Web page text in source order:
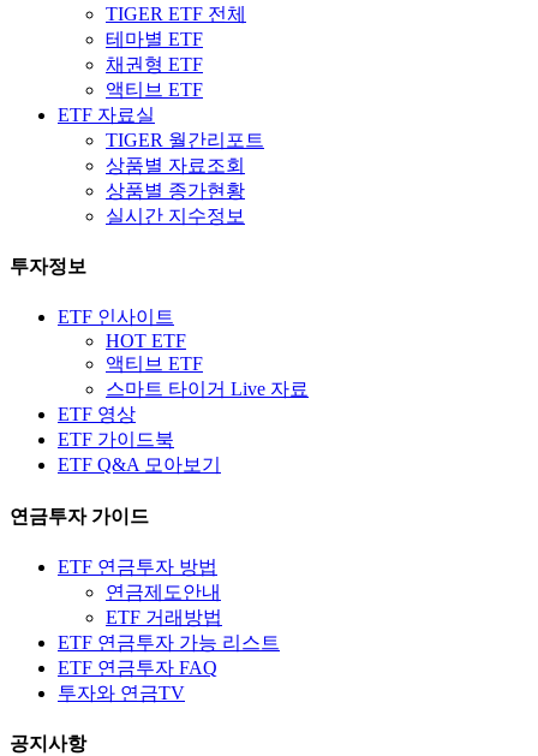
TIGER ETF 전체
테마별 ETF
채권형 ETF
액티브 ETF
ETF 자료실
TIGER 월간리포트
상품별 자료조회
상품별 종가현황
실시간 지수정보
투자정보
ETF 인사이트
HOT ETF
액티브 ETF
스마트 타이거 Live 자료
ETF 영상
ETF 가이드북
ETF Q&A 모아보기
연금투자 가이드
ETF 연금투자 방법
연금제도안내
ETF 거래방법
ETF 연금투자 가능 리스트
ETF 연금투자 FAQ
투자와 연금TV
공지사항